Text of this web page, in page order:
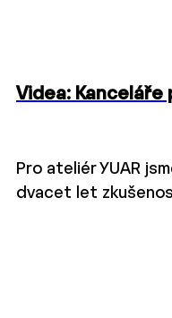
Videa: Kanceláře
Pro ateliér YUAR
dvacet let